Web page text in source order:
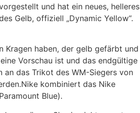
und hat ein neues, helleres
Gelb, offiziell „Dynamic Yellow“.
Kragen haben, der gelb gefärbt und
Vorschau ist und das endgültige
an das Trikot des WM-Siegers von
kombiniert das Nike
Blue).